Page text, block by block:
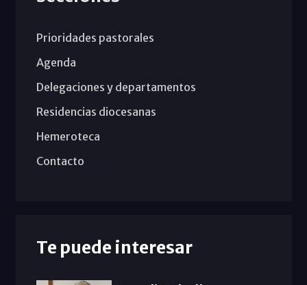
Prioridades pastorales
Agenda
Delegaciones y departamentos
Residencias diocesanas
Hemeroteca
Contacto
Te puede interesar